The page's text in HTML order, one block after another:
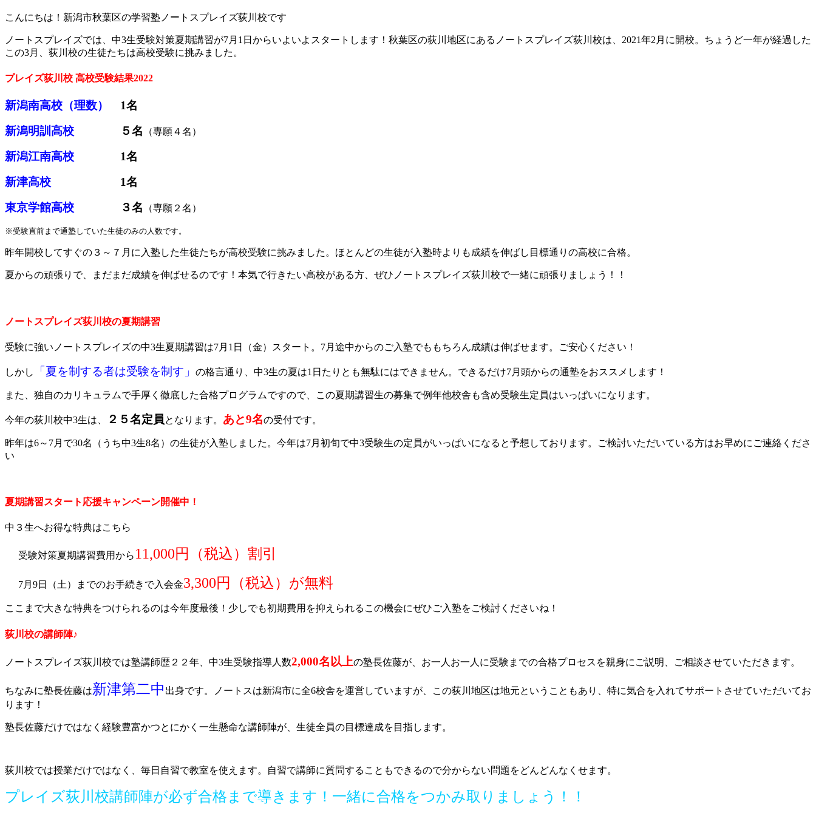
こんにちは！新潟市秋葉区の学習塾ノートスプレイズ荻川校です
ノートスプレイズでは、中3生受験対策夏期講習が7月1日からいよいよスタートします！秋葉区の荻川地区にあるノートスプレイズ荻川校は、2021年2月に開校。ちょうど一年が経過した
この3月、荻川校の生徒たちは高校受験に挑みました。
プレイズ荻川校 高校受験結果2022
新潟南高校（理数）
1名
新潟明訓高校 ５名 （専願４名）
新潟江南高校 1名
新津高校 1名
東京学館高校 ３名 （専願２名）
※受験直前まで通塾していた生徒のみの人数です。
昨年開校してすぐの３～７月に入塾した生徒たちが高校受験に挑みました。ほとんどの生徒が入塾時よりも成績を伸ばし目標通りの高校に合格。
夏からの頑張りで、まだまだ成績を伸ばせるのです！本気で行きたい高校がある方、ぜひノートスプレイズ荻川校で一緒に頑張りましょう！！
ノートスプレイズ荻川校の夏期講習
受験に強いノートスプレイズの中3生夏期講習は7月1日（金）スタート。7月途中からのご入塾でももちろん成績は伸ばせます。ご安心ください！
しかし 「夏を制する者は受験を制す」 の格言通り、中3生の夏は1日たりとも無駄にはできません。できるだけ7月頭からの通塾をおススメします！
また、独自のカリキュラムで手厚く徹底した合格プログラムですので、この夏期講習生の募集で例年他校舎も含め受験生定員はいっぱいになります。
今年の荻川校中3生は、 ２５名定員 となります。 あと9名の受付です。
昨年は6～7月で30名（うち中3生8名）の生徒が入塾しました。今年は7月初旬で中3受験生の定員がいっぱいになると予想しております。ご検討いただいている方はお早めにご連絡くださ
い
夏期講習スタート応援キャンペーン開催中！
中３生へお得な特典はこちら
受験対策夏期講習費用から 11,000円（税込）割引
7月9日（土）までのお手続きで入会金3,300円（税込）が無料
ここまで大きな特典をつけられるのは今年度最後！少しでも初期費用を抑えられるこの機会にぜひご入塾をご検討くださいね！
荻川校の講師陣♪
ノートスプレイズ荻川校では塾講師歴２２年、中3生受験指導人数2,000名以上の塾長佐藤が、お一人お一人に受験までの合格プロセスを親身にご説明、ご相談させていただきます。
ちなみに塾長佐藤は新津第二中 出身です。ノートスは新潟市に全6校舎を運営していますが、この荻川地区は地元ということもあり、特に気合を入れてサポートさせていただいてお
ります！
塾長佐藤だけではなく経験豊富かつとにかく一生懸命な講師陣が、生徒全員の目標達成を目指します。
荻川校では授業だけではなく、毎日自習で教室を使えます。自習で講師に質問することもできるので分からない問題をどんどんなくせます。
プレイズ荻川校講師陣が必ず合格まで導きます！一緒に合格をつかみ取りましょう！！